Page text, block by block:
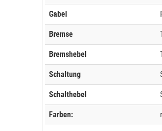
Gabel
Bremse
Bremshebel
Schaltung
Schalthebel
Farben: